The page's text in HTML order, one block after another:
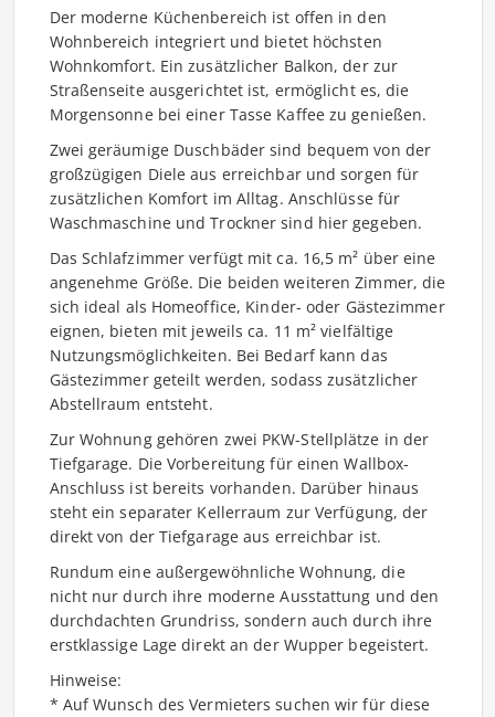
Der moderne Küchenbereich ist offen in den
Wohnbereich integriert und bietet höchsten
Wohnkomfort. Ein zusätzlicher Balkon, der zur
Straßenseite ausgerichtet ist, ermöglicht es, die
Morgensonne bei einer Tasse Kaffee zu genießen.
Zwei geräumige Duschbäder sind bequem von der
großzügigen Diele aus erreichbar und sorgen für
zusätzlichen Komfort im Alltag. Anschlüsse für
Waschmaschine und Trockner sind hier gegeben.
Das Schlafzimmer verfügt mit ca. 16,5 m² über eine
angenehme Größe. Die beiden weiteren Zimmer, die
sich ideal als Homeoffice, Kinder- oder Gästezimmer
eignen, bieten mit jeweils ca. 11 m² vielfältige
Nutzungsmöglichkeiten. Bei Bedarf kann das
Gästezimmer geteilt werden, sodass zusätzlicher
Abstellraum entsteht.
Zur Wohnung gehören zwei PKW-Stellplätze in der
Tiefgarage. Die Vorbereitung für einen Wallbox-
Anschluss ist bereits vorhanden. Darüber hinaus
steht ein separater Kellerraum zur Verfügung, der
direkt von der Tiefgarage aus erreichbar ist.
Rundum eine außergewöhnliche Wohnung, die
nicht nur durch ihre moderne Ausstattung und den
durchdachten Grundriss, sondern auch durch ihre
erstklassige Lage direkt an der Wupper begeistert.
Hinweise:
* Auf Wunsch des Vermieters suchen wir für diese